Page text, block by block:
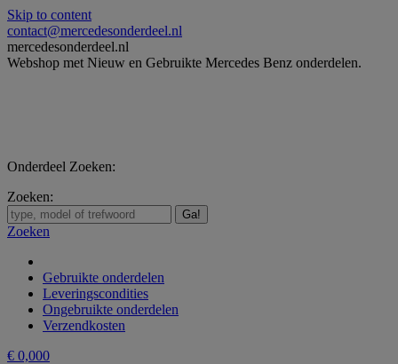
Skip to content
contact@mercedesonderdeel.nl
mercedesonderdeel.nl
Webshop met Nieuw en Gebruikte Mercedes Benz onderdelen.
Onderdeel Zoeken:
Zoeken:
Zoeken
Gebruikte onderdelen
Leveringscondities
Ongebruikte onderdelen
Verzendkosten
€ 0,000